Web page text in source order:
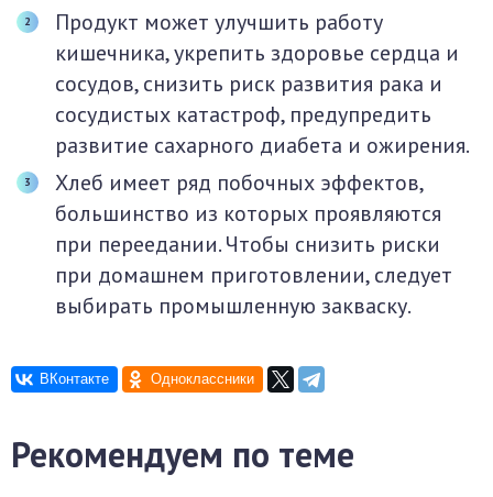
Продукт может улучшить работу
кишечника, укрепить здоровье сердца и
сосудов, снизить риск развития рака и
сосудистых катастроф, предупредить
развитие сахарного диабета и ожирения.
Хлеб имеет ряд побочных эффектов,
большинство из которых проявляются
при переедании. Чтобы снизить риски
при домашнем приготовлении, следует
выбирать промышленную закваску.
Рекомендуем по теме